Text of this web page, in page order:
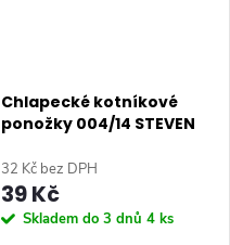
Chlapecké kotníkové
ponožky 004/14 STEVEN
32 Kč bez DPH
39 Kč
Skladem do 3 dnů 4 ks